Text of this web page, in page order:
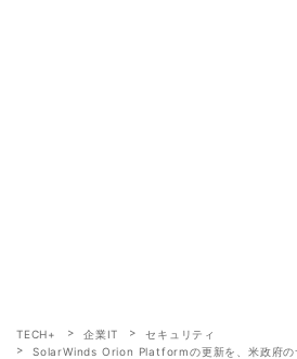
TECH+ 企業IT
セキュリティ
SolarWinds Orion Platformの更新を、米政府の